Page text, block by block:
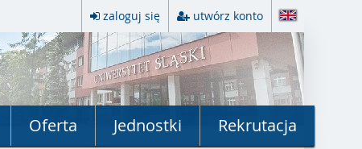
zaloguj się utwórz konto
Oferta Jednostki Rekrutacja